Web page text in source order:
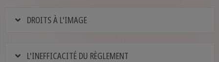
DROITS À L'IMAGE
L'INEFFICACITÉ DU RÈGLEMENT